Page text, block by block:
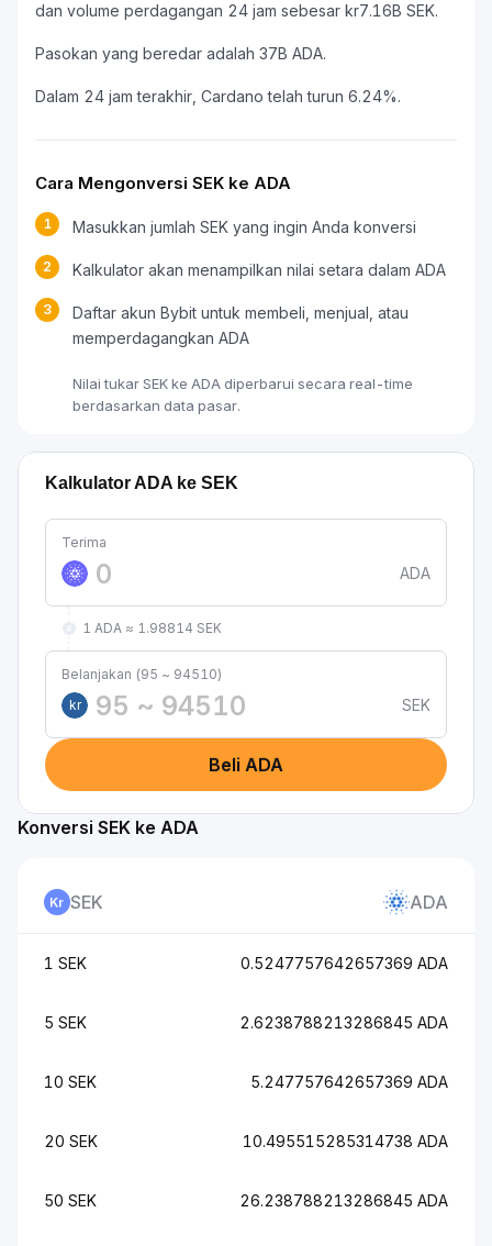
dan volume perdagangan 24 jam sebesar kr7.16B SEK.
Pasokan yang beredar adalah 37B ADA.
Dalam 24 jam terakhir, Cardano telah turun 6.24%.
Cara Mengonversi SEK ke ADA
1 Masukkan jumlah SEK yang ingin Anda konversi
2 Kalkulator akan menampilkan nilai setara dalam ADA
3
Daftar akun Bybit untuk membeli, menjual, atau
memperdagangkan ADA
Nilai tukar SEK ke ADA diperbarui secara real-time
berdasarkan data pasar.
Kalkulator ADA ke SEK
Terima
ADA
1 ADA ≈ 1.98814 SEK
Belanjakan (95 ~ 94510)
kr
SEK
Beli ADA
Konversi SEK ke ADA
SEK ADA
1 SEK 0.5247757642657369 ADA
5 SEK 2.6238788213286845 ADA
10 SEK 5.247757642657369 ADA
20 SEK 10.495515285314738 ADA
50 SEK 26.238788213286845 ADA